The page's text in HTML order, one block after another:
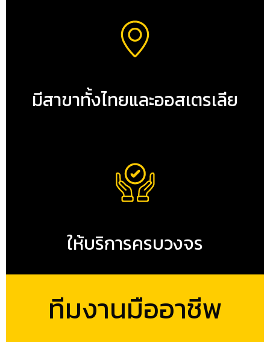
มีสาขาทั้งไทยและออสเตรเลีย
ให้บริการครบวงจร
ทีมงานมืออาชีพ